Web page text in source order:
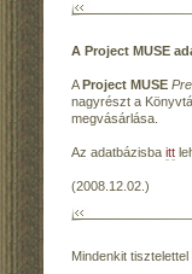
A Project MUSE
AProject MUSE
nagyrészt a
megvásárlása.
Az adatbázisba itt
(2008.12.02.)
Mindenkit